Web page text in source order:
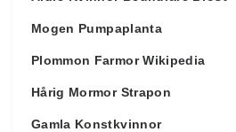
Mogen Pumpaplanta
Plommon Farmor Wikipedia
Hårig Mormor Strapon
Gamla Konstkvinnor